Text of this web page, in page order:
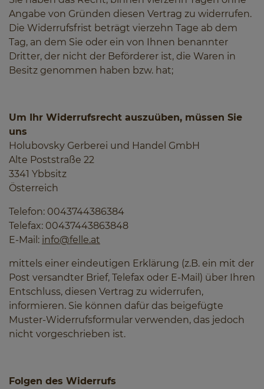
Angabe von Gründen diesen Vertrag zu widerrufen.
Die Widerrufsfrist beträgt vierzehn Tage ab dem
Tag, an dem Sie oder ein von Ihnen benannter
Dritter, der nicht der Beförderer ist, die Waren in
Besitz genommen haben bzw. hat;
Um Ihr Widerrufsrecht auszuüben, müssen Sie
uns
Holubovsky Gerberei und Handel GmbH
Alte Poststraße 22
3341 Ybbsitz
Österreich
Telefon: 0043744386384
Telefax: 00437443863848
E-Mail: info@felle.at
mittels einer eindeutigen Erklärung (z.B. ein mit der
Post versandter Brief, Telefax oder E-Mail) über Ihren
Entschluss, diesen Vertrag zu widerrufen,
informieren. Sie können dafür das beigefügte
Muster-Widerrufsformular verwenden, das jedoch
nicht vorgeschrieben ist.
Folgen des Widerrufs